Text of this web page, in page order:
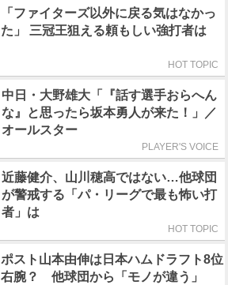
「ファイターズ以外に戻る気はなかっ
た」 三冠王狙える頼もしい強打者は
HOT TOPIC
中日・大野雄大「『話す選手おらへん
な』と思ったら坂本勇人が来た！」／
オールスター
PLAYER'S VOICE
近藤健介、山川穂高ではない…他球団
が警戒する「パ・リーグで最も怖い打
者」は
HOT TOPIC
ポスト山本由伸は日本ハムドラフト8位
右腕？ 他球団から「モノが違う」